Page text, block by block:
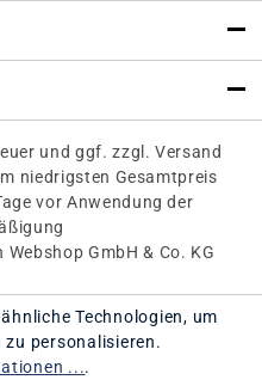
und ggf. zzgl. Versand
niedrigsten Gesamtpreis
vor Anwendung der
GmbH & Co. KG
Technologien, um
personalisieren.
....